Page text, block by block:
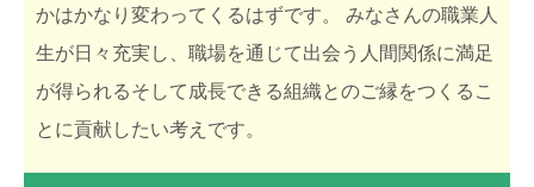
かはかなり変わってくるはずです。 みなさんの職業人
生が日々充実し、職場を通じて出会う人間関係に満足
が得られるそして成長できる組織とのご縁をつくるこ
とに貢献したい考えです。